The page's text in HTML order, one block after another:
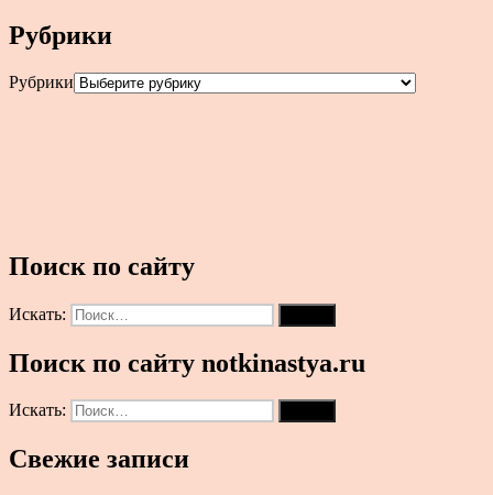
Рубрики
Рубрики
Поиск по сайту
Искать:
Поиск по сайту notkinastya.ru
Искать:
Свежие записи